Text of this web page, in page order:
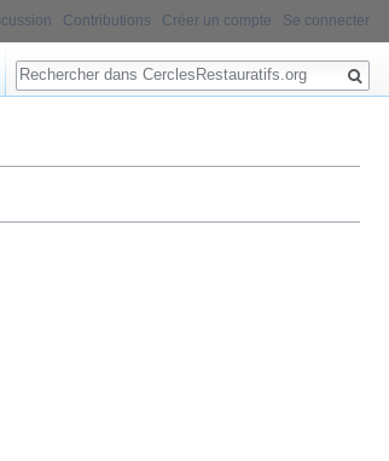
Contributions Créer un compte Se connecter
Rechercher